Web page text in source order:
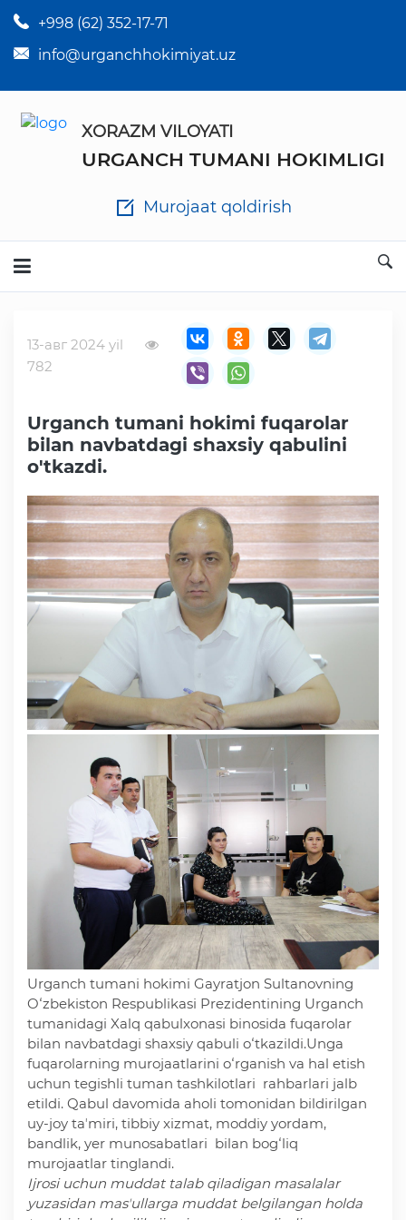
+998 (62) 352-17-71
info@urganchhokimiyat.uz
XORAZM VILOYATI
URGANCH TUMANI HOKIMLIGI
Murojaat qoldirish
Tuman hokim qarorlari
Tuman hokimi farmoyishlari
Tuman hokimligi ish yuritish yo'riqnomasi
Analitik hisobot va tahlillar
Faoliyat
Media
Statistik va tahliliy axborotlar
Davlat dasturi ijrosi
Sayyor qabullar
Aholi bandligini ta'minlash
Rasmiy munosabat
Deputatlar faoliyati
Korrupsiyaga qarshi kurash
Murojaat uchun
Korrupsiyaga qarshi kurashish bo'yicha idoraviy
hujjatlar
Korrupsiyaga qarshi kurashish bo'yicha amalga
oshirayotgan ishlar
13-авг 2024 yil
782
Urganch tumani hokimi fuqarolar
bilan navbatdagi shaxsiy qabulini
o'tkazdi.
Urganch tumani hokimi Gayratjon Sultanovning
Oʻzbekiston Respublikasi Prezidentining Urganch
tumanidagi Xalq qabulxonasi binosida fuqarolar
bilan navbatdagi shaxsiy qabuli oʻtkazildi.Unga
fuqarolarning murojaatlarini oʻrganish va hal etish
uchun tegishli tuman tashkilotlari rahbarlari jalb
etildi. Qabul davomida aholi tomonidan bildirilgan
uy-joy taʼmiri, tibbiy xizmat, moddiy yordam,
bandlik, yer munosabatlari bilan bogʻliq
murojaatlar tinglandi.
Ijrosi uchun muddat talab qiladigan masalalar
yuzasidan masʼullarga muddat belgilangan holda